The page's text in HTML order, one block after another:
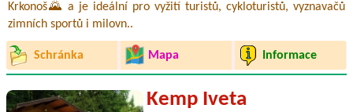
Krkonoš🌄 a je ideální pro vyžití turistů, cykloturistů, vyznavačů
zimních sportů i milovn..
Schránka Mapa Informace
Kemp Iveta